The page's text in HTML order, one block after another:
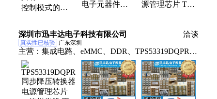
控制模式的
14A 高效同步降
压转换器
TPS53319DQPR
电子元器件
23+/24+
源管理芯片 TI
深圳市迅丰达电子科技有限公司
洽谈
真实性已核验 广东深圳
主营： 集成电路、eMMC、DDR、TPS53319DQPR、
LPDDR、NAND -FLASH、动态随机存取、闪存、存
储器、多芯片封装EMCP、嵌入式多媒体卡